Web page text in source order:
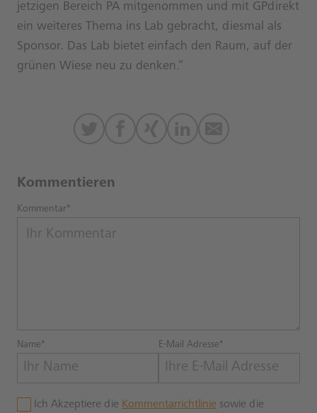
jetzigen Bereich PA mitgenommen und mit GPdirekt
ein weiteres Thema ins Lab gebracht, diesmal als
Sponsor. Das Lab bietet einfach den Raum, auf der
grünen Wiese neu zu denken.“
Kommentieren
Kommentar*
Name* E-Mail Adresse*
Ich Akzeptiere die Kommentarrichtlinie sowie die